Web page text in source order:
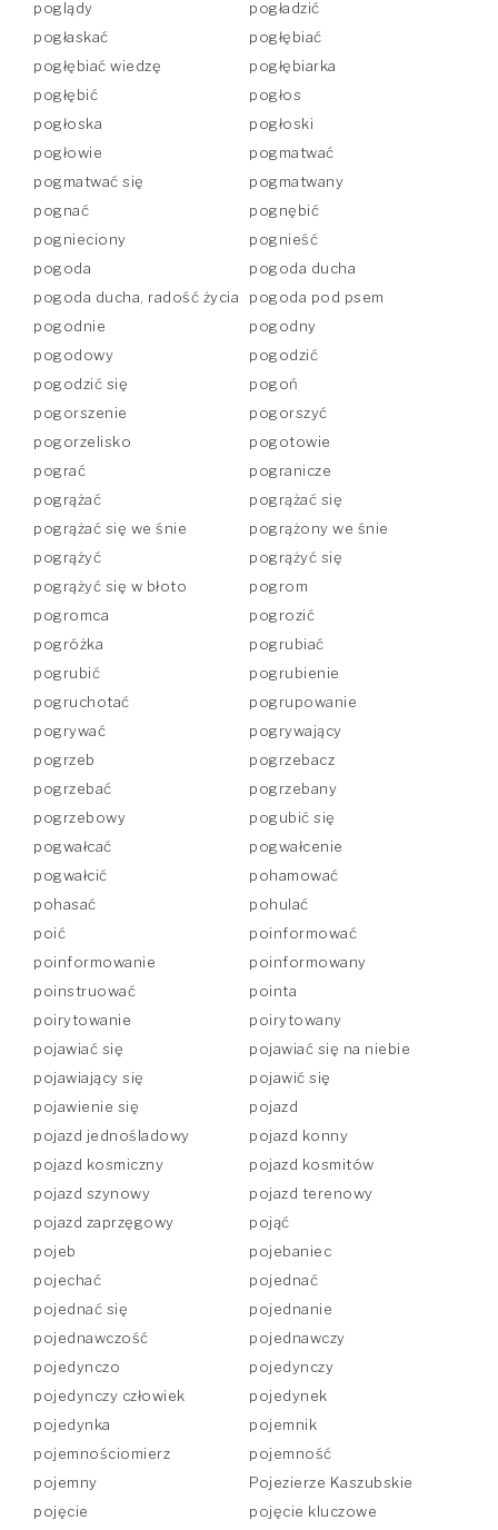
poglądy
pogładzić
pogłaskać
pogłębiać
pogłębiać wiedzę
pogłębiarka
pogłębić
pogłos
pogłoska
pogłoski
pogłowie
pogmatwać
pogmatwać się
pogmatwany
pognać
pognębić
pognieciony
pognieść
pogoda
pogoda ducha
pogoda ducha, radość życia
pogoda pod psem
pogodnie
pogodny
pogodowy
pogodzić
pogodzić się
pogoń
pogorszenie
pogorszyć
pogorzelisko
pogotowie
pograć
pogranicze
pogrążać
pogrążać się
pogrążać się we śnie
pogrążony we śnie
pogrążyć
pogrążyć się
pogrążyć się w błoto
pogrom
pogromca
pogrozić
pogróżka
pogrubiać
pogrubić
pogrubienie
pogruchotać
pogrupowanie
pogrywać
pogrywający
pogrzeb
pogrzebacz
pogrzebać
pogrzebany
pogrzebowy
pogubić się
pogwałcać
pogwałcenie
pogwałcić
pohamować
pohasać
pohulać
poić
poinformować
poinformowanie
poinformowany
poinstruować
pointa
poirytowanie
poirytowany
pojawiać się
pojawiać się na niebie
pojawiający się
pojawić się
pojawienie się
pojazd
pojazd jednośladowy
pojazd konny
pojazd kosmiczny
pojazd kosmitów
pojazd szynowy
pojazd terenowy
pojazd zaprzęgowy
pojąć
pojeb
pojebaniec
pojechać
pojednać
pojednać się
pojednanie
pojednawczość
pojednawczy
pojedynczo
pojedynczy
pojedynczy człowiek
pojedynek
pojedynka
pojemnik
pojemnościomierz
pojemność
pojemny
Pojezierze Kaszubskie
pojęcie
pojęcie kluczowe